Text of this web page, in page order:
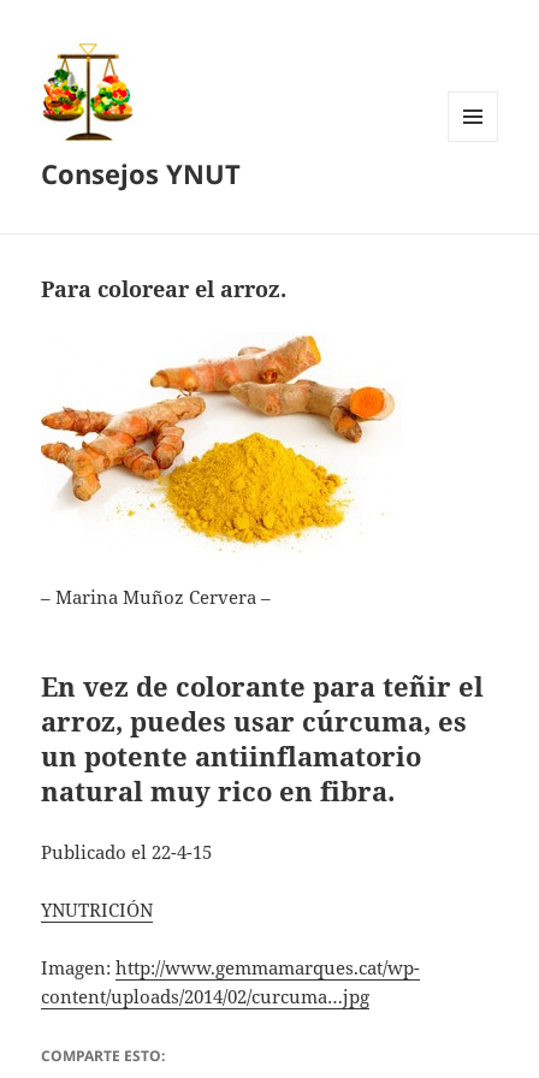
Consejos YNUT
Para colorear el arroz.
– Marina Muñoz Cervera –
En vez de colorante para teñir el
arroz, puedes usar cúrcuma, es
un potente antiinflamatorio
natural muy rico en fibra.
Publicado el 22-4-15
YNUTRICIÓN
Imagen:http://www.gemmamarques.cat/wp-
content/uploads/2014/02/curcuma…jpg
COMPARTE ESTO: